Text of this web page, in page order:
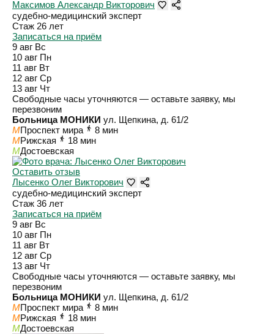
Максимов Александр Викторович
судебно-медицинский эксперт
Стаж 26 лет
Записаться на приём
9 авг Вс
10 авг Пн
11 авг Вт
12 авг Ср
13 авг Чт
Свободные часы уточняются — оставьте заявку, мы
перезвоним
Больница МОНИКИ ул. Щепкина, д. 61/2
MПроспект мира
8 мин
MРижская
18 мин
MДостоевская
Оставить отзыв
Лысенко Олег Викторович
судебно-медицинский эксперт
Стаж 36 лет
Записаться на приём
9 авг Вс
10 авг Пн
11 авг Вт
12 авг Ср
13 авг Чт
Свободные часы уточняются — оставьте заявку, мы
перезвоним
Больница МОНИКИ ул. Щепкина, д. 61/2
MПроспект мира
8 мин
MРижская
18 мин
MДостоевская